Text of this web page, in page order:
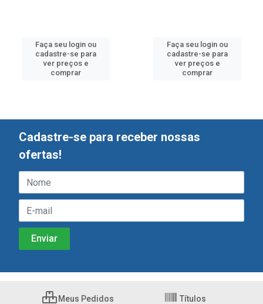
Faça seu login ou
cadastre-se para
ver preços e
comprar
Faça seu login ou
cadastre-se para
ver preços e
comprar
Cadastre-se para receber nossas
ofertas!
Meus Pedidos Títulos